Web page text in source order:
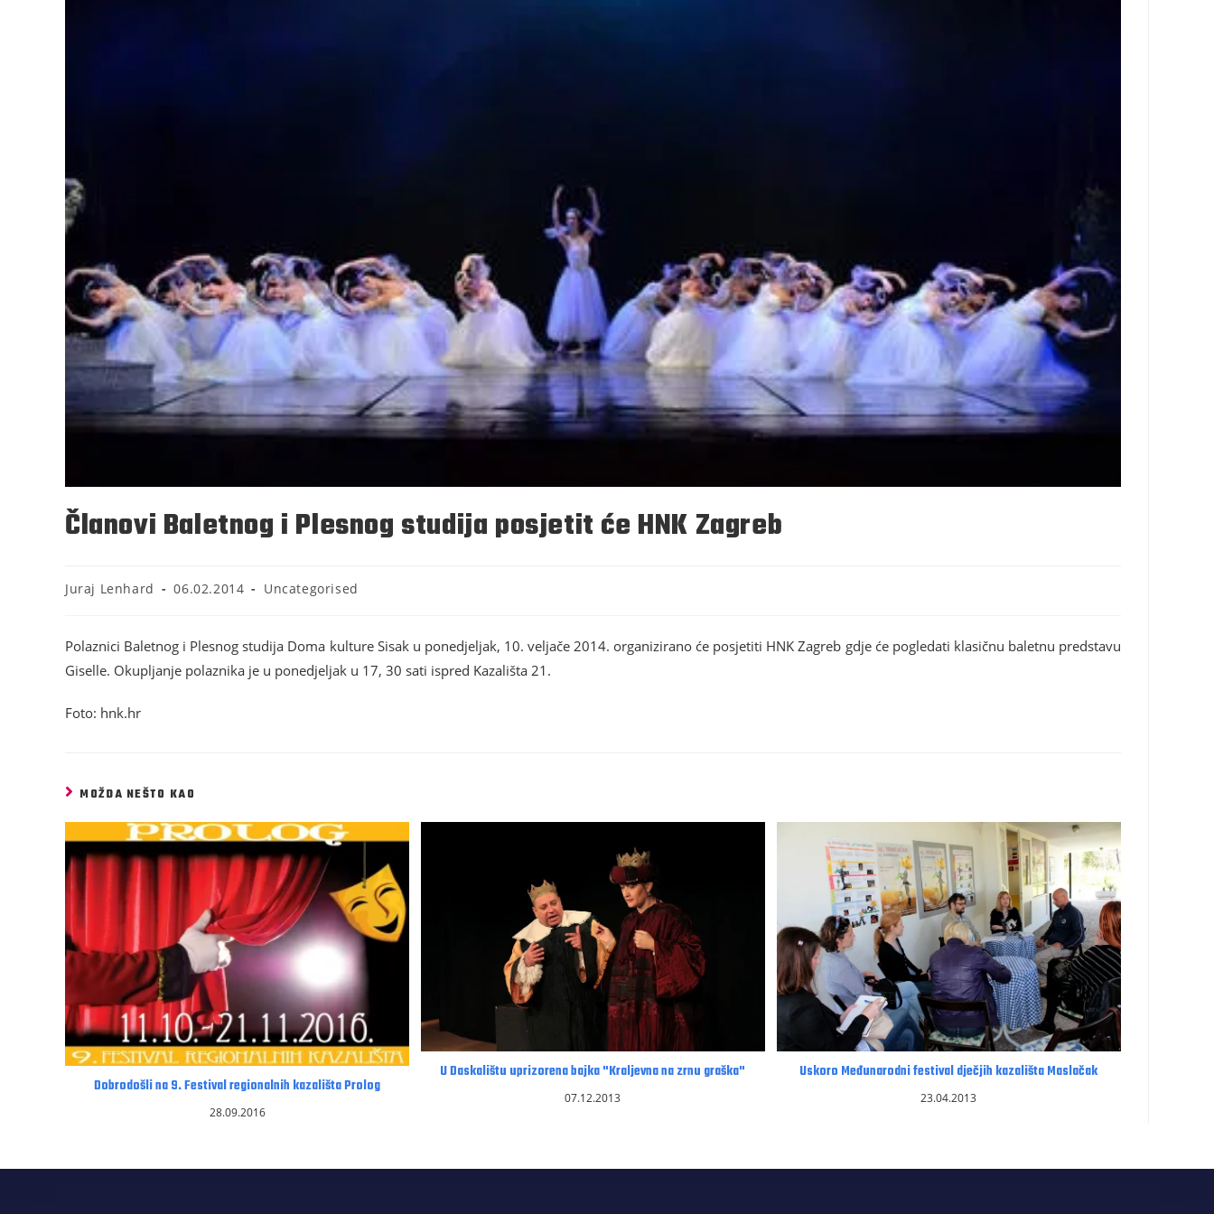
Članovi Baletnog i Plesnog studija posjetit će HNK Zagreb
Juraj Lenhard 06.02.2014 Uncategorised
Polaznici Baletnog i Plesnog studija Doma kulture Sisak u ponedjeljak, 10. veljače 2014. organizirano će posjetiti HNK Zagreb gdje će pogledati klasičnu baletnu predstavu
Giselle. Okupljanje polaznika je u ponedjeljak u 17, 30 sati ispred Kazališta 21.
Foto: hnk.hr
MOŽDA NEŠTO KAO
Dobrodošli na 9. Festival regionalnih kazališta Prolog
28.09.2016
U Daskalištu uprizorena bajka "Kraljevna na zrnu graška"
07.12.2013
Uskoro Međunarodni festival dječjih kazališta Maslačak
23.04.2013